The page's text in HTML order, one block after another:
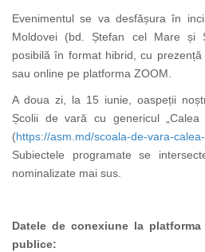
Evenimentul se va desfășura în
Moldovei (bd. Ștefan cel Mare și
posibilă în format hibrid, cu
sau online pe platforma ZOOM.
A doua zi, la 15 iunie, oaspeții
Școlii de vară cu genericul „Calea
(https://asm.md/scoala-de-vara-
Subiectele programate se
nominalizate mai sus.
Datele de conexiune la
publice: